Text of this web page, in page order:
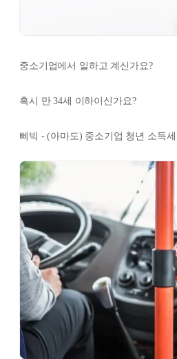
중소기업에서 일하고 계신가요?
혹시 만 34세 이하이신가요?
삐빅 - (아마도) 중소기업 청년 소득